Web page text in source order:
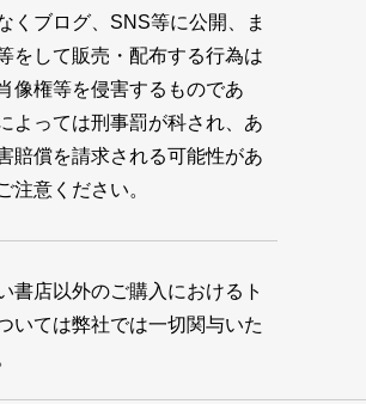
くブログ、SNS等に公開、ま
をして販売・配布する行為は
像権等を侵害するものであ
よっては刑事罰が科され、あ
賠償を請求される可能性があ
注意ください。
書店以外のご購入におけるト
いては弊社では一切関与いた